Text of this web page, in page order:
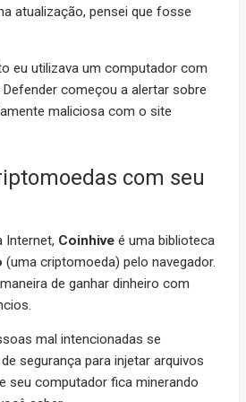
atualização, pensei que fosse
eu utilizava um computador com
começou a alertar sobre
maliciosa com o site
com seu
Internet, Coinhive é uma biblioteca
(uma criptomoeda) pelo navegador.
de ganhar dinheiro com
mal intencionadas se
segurança para injetar arquivos
seu computador fica minerando